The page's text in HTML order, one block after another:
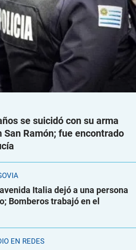
se suicidó con su arma
San Ramón; fue encontrado
Italia dejó a una persona
Bomberos trabajó en el
EN REDES